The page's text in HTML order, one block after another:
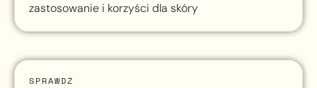
zastosowanie i korzyści dla skóry
SPRAWDŹ